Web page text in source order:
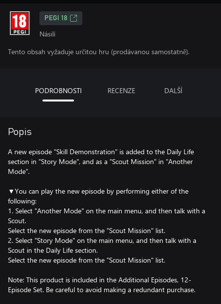
PEGI 18
Násilí
Tento obsah vyžaduje určitou hru (prodávanou samostatně).
PODROBNOSTI RECENZE DALŠÍ
Popis
A new episode "Skill Demonstration" is added to the Daily Life
section in "Story Mode", and as a "Scout Mission" in "Another
Mode".
▼You can play the new episode by performing either of the
following:
1. Select "Another Mode" on the main menu, and then talk with a
Scout.
Select the new episode from the "Scout Mission" list.
2. Select "Story Mode" on the main menu, and then talk with a
Scout in the Daily Life section.
Select the new episode from the "Scout Mission" list.
Note: This product is included in the Additional Episodes, 12-
Episode Set. Be careful to avoid making a redundant purchase.